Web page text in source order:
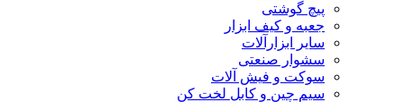
پیچ گوشتی
جعبه و کیف ابزار
سایر ابزارآلات
سشوار صنعتی
سوکت و فیش آلات
سیم چین و کابل لخت کن